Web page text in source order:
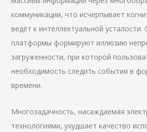
коммуникации, что исчерпывает
ведёт к интеллектуальной усталости.
платформы формируют иллюзию
загруженности, при которой
необходимость следить события в
времени.
Многозадачность, насаждаемая
технологиями, ухудшает качество